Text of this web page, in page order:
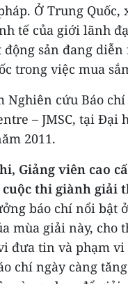
Ở Trung
tế của giới lãnh
động sản đang
trong việc mua
Nghiên cứu Báo
– JMSC, tại
2011.
Giảng viên cao
thi giành giải
báo chí nổi bật
mùa giải này, cho
đưa tin và phạm
chí ngày càng